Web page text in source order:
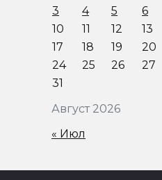
Август 2026
3
4 5 6
10
11 12 13
17
18 19 20
24
25 26 27
31
« Июл